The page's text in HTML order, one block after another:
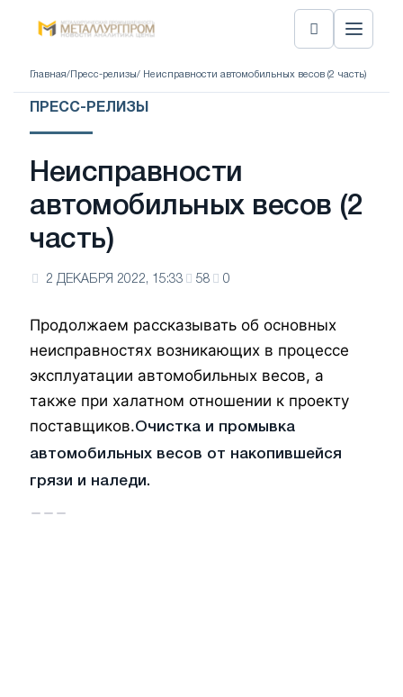
Главная/ Пресс-релизы/ Неисправности автомобильных весов (2 часть)
ПРЕСС-РЕЛИЗЫ
Неисправности
автомобильных весов (2
часть)
2 ДЕКАБРЯ 2022, 15:33 58 0
Продолжаем рассказывать об основных
неисправностях возникающих в процессе
эксплуатации автомобильных весов, а
также при халатном отношении к проекту
поставщиков.Очистка и промывка
автомобильных весов от накопившейся
грязи и наледи.